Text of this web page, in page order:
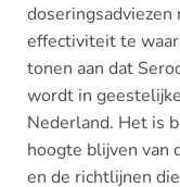
effectiviteit te
tonen aan dat
wordt in
Nederland. Het is
hoogte blijven van
en de richtlijnen